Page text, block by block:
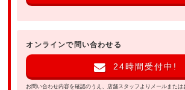
オンラインで問い合わせる
24時間受付中!
お問い合わせ内容を確認のうえ、店舗スタッフよりメールまた